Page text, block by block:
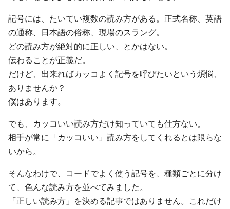
記号には、たいてい複数の読み方がある。正式名称、英語
の通称、日本語の俗称、現場のスラング。
どの読み方が絶対的に正しい、とかはない。
伝わることが正義だ。
だけど、出来ればカッコよく記号を呼びたいという煩悩、
ありませんか？
僕はあります。
でも、カッコいい読み方だけ知っていても仕方ない。
相手が常に「カッコいい」読み方をしてくれるとは限らな
いから。
そんなわけで、コードでよく使う記号を、種類ごとに分け
て、色んな読み方を並べてみました。
「正しい読み方」を決める記事ではありません。これだけ